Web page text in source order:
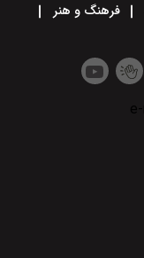
فرهنگ و هنر